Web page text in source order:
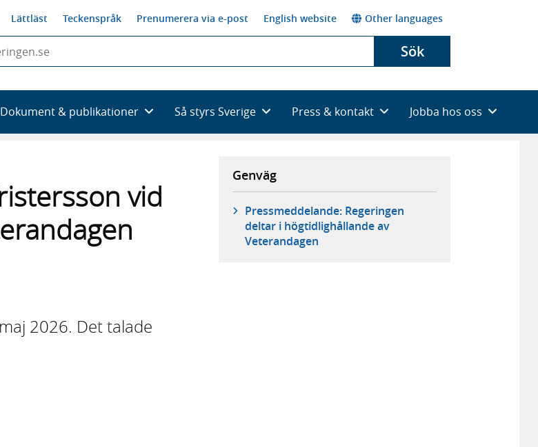
Lättläst Teckenspråk Prenumerera via e-post English website Other languages
Sök
Dokument & publikationer Så styrs Sverige Press & kontakt Jobba hos oss
vid
2026. Det talade
Genväg
Pressmeddelande: Regeringen
deltar i högtidlighållande av
Veterandagen